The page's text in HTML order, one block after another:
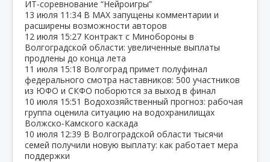
ИТ‑соревнование “Нейроигры”
13 июля 11:34 В МАХ запущены комментарии и
расширены возможности авторов
12 июля 15:27 Контракт с Минобороны в
Волгоградской области: увеличенные выплаты
продлены до конца лета
11 июля 15:18 Волгоград примет полуфинал
федерального смотра наставников: 500 участников
из ЮФО и СКФО поборются за выход в финал
10 июля 15:51 Водохозяйственный прогноз: рабочая
группа оценила ситуацию на водохранилищах
Волжско‑Камского каскада
10 июля 12:39 В Волгоградской области тысячи
семей получили новую выплату: как работает мера
поддержки